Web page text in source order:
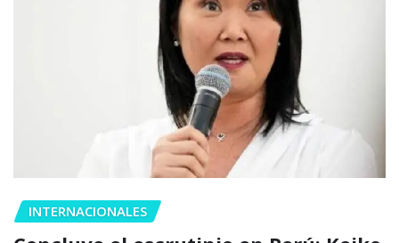
INTERNACIONALES